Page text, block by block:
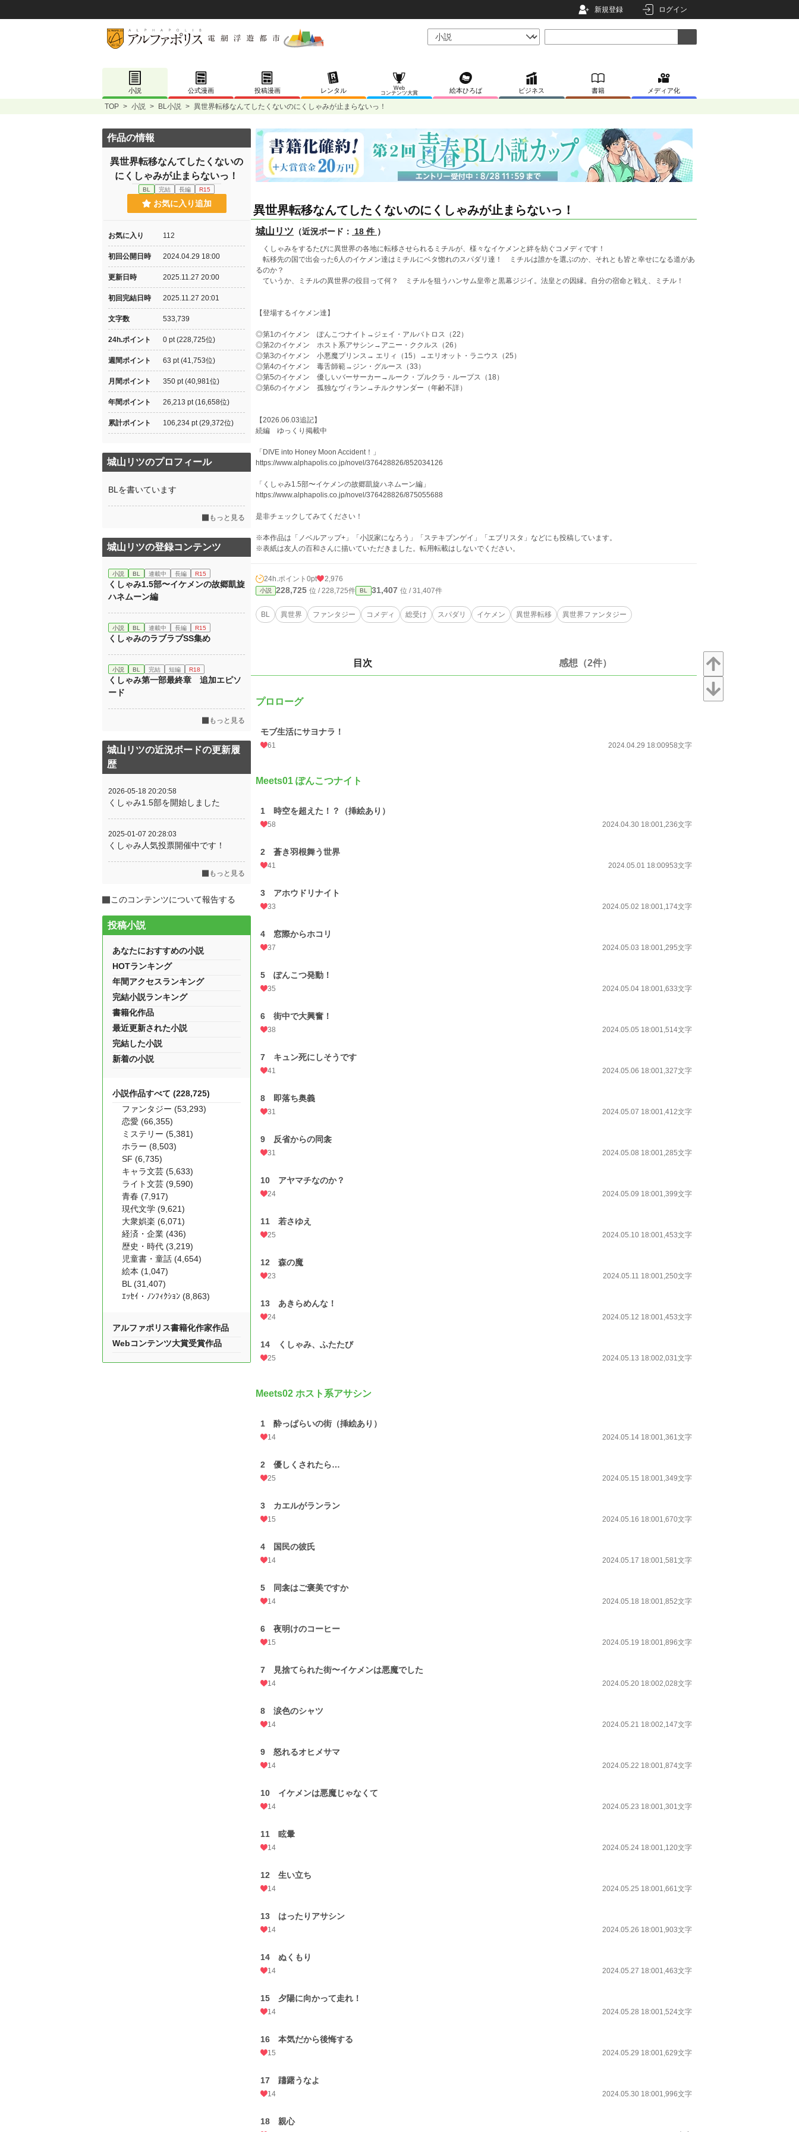
新規登録 ログイン
小説 公式漫画 投稿漫画 レンタル
Web
コンテンツ大賞
絵本ひろば ビジネス 書籍 メディア化
TOP > 小説 > BL小説 > 異世界転移なんてしたくないのにくしゃみが止まらないっ！
異世界転移なんてしたくないのにくしゃみが止まらないっ！
城山リツ （近況ボード： 18 件 ）
くしゃみをするたびに異世界の各地に転移させられるミチルが、様々なイケメンと絆を紡ぐコメディです！
転移先の国で出会った6人のイケメン達はミチルにベタ惚れのスパダリ達！ ミチルは誰かを選ぶのか、それとも皆と幸せになる道があ
るのか？
ていうか、ミチルの異世界の役目って何？ ミチルを狙うハンサム皇帝と黒幕ジジイ。法皇との因縁。自分の宿命と戦え、ミチル！
【登場するイケメン達】
◎第1のイケメン ぽんこつナイト→ジェイ・アルバトロス（22）
◎第2のイケメン ホスト系アサシン→アニー・ククルス（26）
◎第3のイケメン 小悪魔プリンス→ エリィ（15）→エリオット・ラニウス（25）
◎第4のイケメン 毒舌師範→ジン・グルース（33）
◎第5のイケメン 優しいバーサーカー→ルーク・プルクラ・ループス（18）
◎第6のイケメン 孤独なヴィラン→チルクサンダー（年齢不詳）
【2026.06.03追記】
続編 ゆっくり掲載中
「DIVE into Honey Moon Accident！」
https://www.alphapolis.co.jp/novel/376428826/852034126
「くしゃみ1.5部〜イケメンの故郷凱旋ハネムーン編」
https://www.alphapolis.co.jp/novel/376428826/875055688
是非チェックしてみてください！
※本作品は「ノベルアップ+」「小説家になろう」「ステキブンゲイ」「エブリスタ」などにも投稿しています。
※表紙は友人の百和さんに描いていただきました。転用転載はしないでください。
24h.ポイント 0pt 2,976
小説 228,725 位 / 228,725件 BL 31,407 位 / 31,407件
BL 異世界 ファンタジー コメディ 総受け スパダリ イケメン 異世界転移 異世界ファンタジー
目次 感想（2件）
プロローグ
モブ生活にサヨナラ！
61 2024.04.29 18:00958文字
Meets01 ぽんこつナイト
1 時空を超えた！？（挿絵あり）
58 2024.04.30 18:001,236文字
2 蒼き羽根舞う世界
41 2024.05.01 18:00953文字
3 アホウドリナイト
33 2024.05.02 18:001,174文字
4 窓際からホコリ
37 2024.05.03 18:001,295文字
5 ぽんこつ発動！
35 2024.05.04 18:001,633文字
6 街中で大興奮！
38 2024.05.05 18:001,514文字
7 キュン死にしそうです
41 2024.05.06 18:001,327文字
8 即落ち奥義
31 2024.05.07 18:001,412文字
9 反省からの同衾
31 2024.05.08 18:001,285文字
10 アヤマチなのか？
24 2024.05.09 18:001,399文字
11 若さゆえ
25 2024.05.10 18:001,453文字
12 森の魔
23 2024.05.11 18:001,250文字
13 あきらめんな！
24 2024.05.12 18:001,453文字
14 くしゃみ、ふたたび
25 2024.05.13 18:002,031文字
Meets02 ホスト系アサシン
1 酔っぱらいの街（挿絵あり）
14 2024.05.14 18:001,361文字
2 優しくされたら…
25 2024.05.15 18:001,349文字
3 カエルがランラン
15 2024.05.16 18:001,670文字
4 国民の彼氏
14 2024.05.17 18:001,581文字
5 同衾はご褒美ですか
14 2024.05.18 18:001,852文字
6 夜明けのコーヒー
15 2024.05.19 18:001,896文字
7 見捨てられた街〜イケメンは悪魔でした
14 2024.05.20 18:002,028文字
8 涙色のシャツ
14 2024.05.21 18:002,147文字
9 怒れるオヒメサマ
14 2024.05.22 18:001,874文字
10 イケメンは悪魔じゃなくて
14 2024.05.23 18:001,301文字
11 眩暈
14 2024.05.24 18:001,120文字
12 生い立ち
14 2024.05.25 18:001,661文字
13 はったりアサシン
14 2024.05.26 18:001,903文字
14 ぬくもり
14 2024.05.27 18:001,463文字
15 夕陽に向かって走れ！
14 2024.05.28 18:001,524文字
16 本気だから後悔する
15 2024.05.29 18:001,629文字
17 躊躇うなよ
14 2024.05.30 18:001,996文字
18 親心
作品の情報
異世界転移なんてしたくないの
にくしゃみが止まらないっ！
BL 完結 長編 R15
お気に入り追加
お気に入り 112
初回公開日時 2024.04.29 18:00
更新日時 2025.11.27 20:00
初回完結日時 2025.11.27 20:01
文字数 533,739
24h.ポイント 0 pt (228,725位)
週間ポイント 63 pt (41,753位)
月間ポイント 350 pt (40,981位)
年間ポイント 26,213 pt (16,658位)
累計ポイント 106,234 pt (29,372位)
城山リツのプロフィール
BLを書いています
もっと見る
城山リツの登録コンテンツ
小説 BL 連載中 長編 R15
くしゃみ1.5部〜イケメンの故郷凱旋
ハネムーン編
小説 BL 連載中 長編 R15
くしゃみのラブラブSS集め
小説 BL 完結 短編 R18
くしゃみ第一部最終章 追加エピソ
ード
もっと見る
城山リツの近況ボードの更新履
歴
2026-05-18 20:20:58
くしゃみ1.5部を開始しました
2025-01-07 20:28:03
くしゃみ人気投票開催中です！
もっと見る
このコンテンツについて報告する
投稿小説
あなたにおすすめの小説
HOTランキング
年間アクセスランキング
完結小説ランキング
書籍化作品
最近更新された小説
完結した小説
新着の小説
小説作品すべて (228,725)
ファンタジー (53,293)
恋愛 (66,355)
ミステリー (5,381)
ホラー (8,503)
SF (6,735)
キャラ文芸 (5,633)
ライト文芸 (9,590)
青春 (7,917)
現代文学 (9,621)
大衆娯楽 (6,071)
経済・企業 (436)
歴史・時代 (3,219)
児童書・童話 (4,654)
絵本 (1,047)
BL (31,407)
ｴｯｾｲ・ﾉﾝﾌｨｸｼｮﾝ (8,863)
アルファポリス書籍化作家作品
Webコンテンツ大賞受賞作品